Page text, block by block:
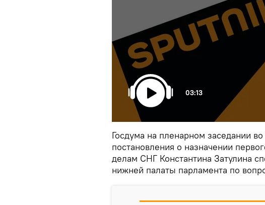
03:13
Госдума на пленарном заседании
постановления о назначении
делам СНГ Константина Затулина
нижней палаты парламента по